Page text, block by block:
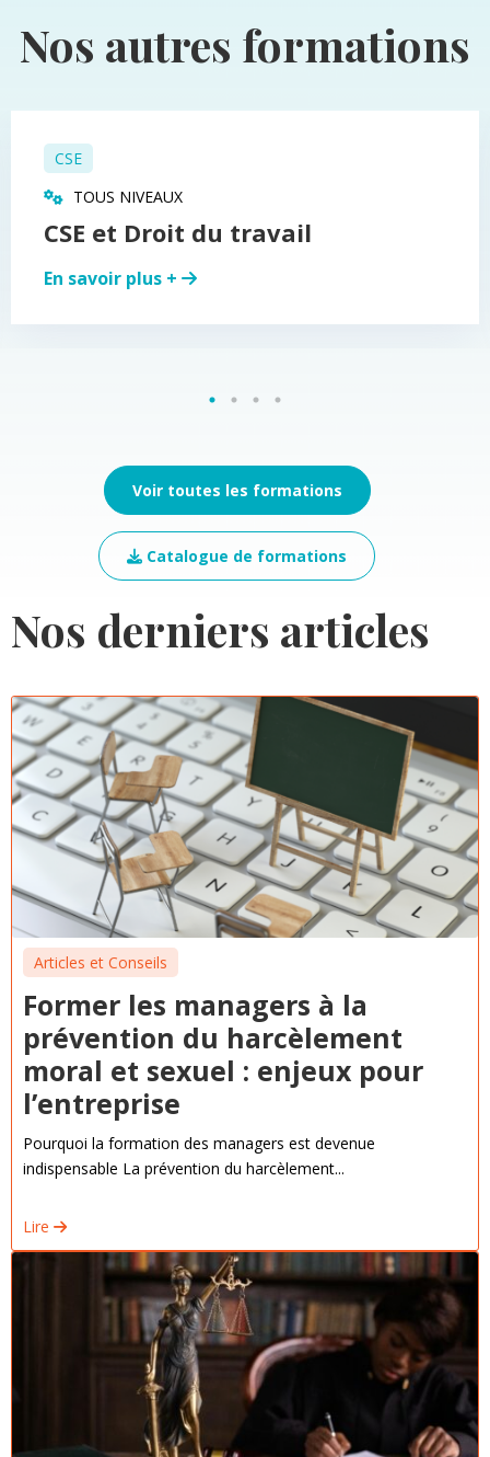
Nos autres formations
CSE
TOUS NIVEAUX
CSE et Droit du travail
En savoir plus +
Voir toutes les formations
Catalogue de formations
Nos derniers articles
Articles et Conseils
Former les managers à la
prévention du harcèlement
moral et sexuel : enjeux pour
l’entreprise
Pourquoi la formation des managers est devenue
indispensable La prévention du harcèlement...
Lire